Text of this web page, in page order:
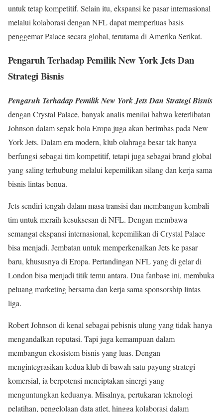
untuk tetap kompetitif. Selain itu, ekspansi ke pasar internasional
melalui kolaborasi dengan NFL dapat memperluas basis
penggemar Palace secara global, terutama di Amerika Serikat.
Pengaruh Terhadap Pemilik New York Jets Dan
Strategi Bisnis
Pengaruh Terhadap Pemilik New York Jets Dan Strategi Bisnis
dengan Crystal Palace, banyak analis menilai bahwa keterlibatan
Johnson dalam sepak bola Eropa juga akan berimbas pada New
York Jets. Dalam era modern, klub olahraga besar tak hanya
berfungsi sebagai tim kompetitif, tetapi juga sebagai brand global
yang saling terhubung melalui kepemilikan silang dan kerja sama
bisnis lintas benua.
Jets sendiri tengah dalam masa transisi dan membangun kembali
tim untuk meraih kesuksesan di NFL. Dengan membawa
semangat ekspansi internasional, kepemilikan di Crystal Palace
bisa menjadi. Jembatan untuk memperkenalkan Jets ke pasar
baru, khususnya di Eropa. Pertandingan NFL yang di gelar di
London bisa menjadi titik temu antara. Dua fanbase ini, membuka
peluang marketing bersama dan kerja sama sponsorship lintas
liga.
Robert Johnson di kenal sebagai pebisnis ulung yang tidak hanya
mengandalkan reputasi. Tapi juga kemampuan dalam
membangun ekosistem bisnis yang luas. Dengan
mengintegrasikan kedua klub di bawah satu payung strategi
komersial, ia berpotensi menciptakan sinergi yang
menguntungkan keduanya. Misalnya, pertukaran teknologi
pelatihan, pengelolaan data atlet, hingga kolaborasi dalam